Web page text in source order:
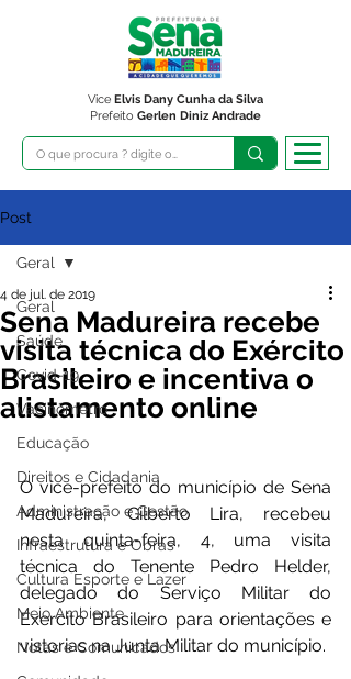
Prefeito Gerlen Diniz Andrade
Vice Elvis Dany Cunha da Silva
Post
Geral
Saúde
Covid-19
Vacinômetro
Educação
Direitos e Cidadania
Administração e Gestão
Infraestrutura e Obras
Cultura Esporte e Lazer
Meio Ambiente
Notas e Comunicados
Geral
Sena Madureira recebe
visita técnica do Exército
Brasileiro e incentiva o
alistamento online
4 de jul. de 2019
O vice-prefeito do município de Sena
Madureira, Gilberto Lira, recebeu
nesta quinta-feira, 4, uma visita
técnica do Tenente Pedro Helder,
delegado do Serviço Militar do
Exercito Brasileiro para orientações e
vistorias na Junta Militar do município.